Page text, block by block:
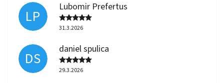
LP
Lubomir Prefertus
31.3.2026
DS
daniel spulica
29.3.2026